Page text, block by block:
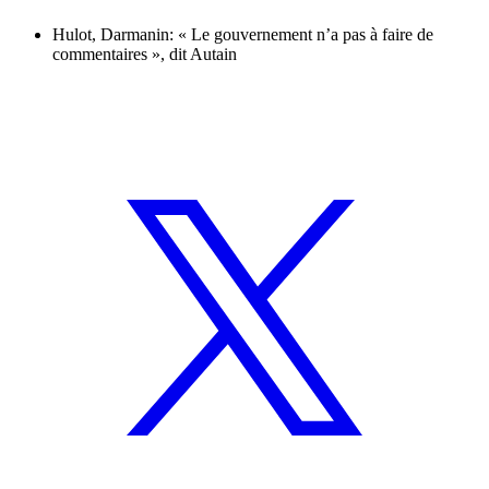
Hulot, Darmanin: « Le gouvernement n’a pas à faire de
commentaires », dit Autain